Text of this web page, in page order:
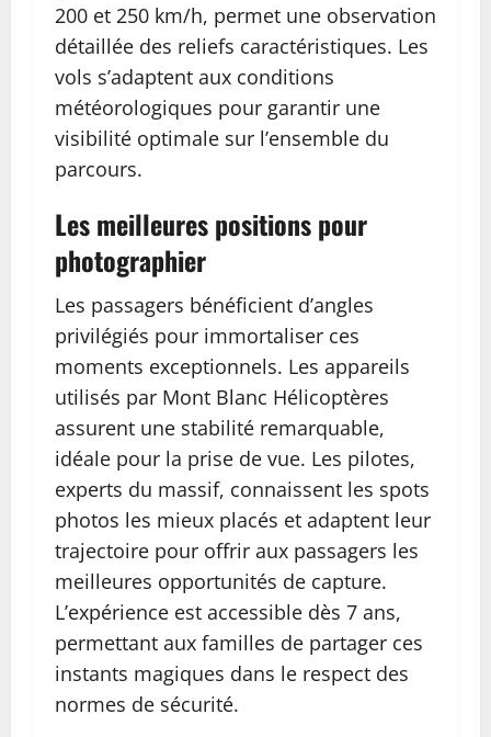
200 et 250 km/h, permet une observation
détaillée des reliefs caractéristiques. Les
vols s’adaptent aux conditions
météorologiques pour garantir une
visibilité optimale sur l’ensemble du
parcours.
Les meilleures positions pour
photographier
Les passagers bénéficient d’angles
privilégiés pour immortaliser ces
moments exceptionnels. Les appareils
utilisés par Mont Blanc Hélicoptères
assurent une stabilité remarquable,
idéale pour la prise de vue. Les pilotes,
experts du massif, connaissent les spots
photos les mieux placés et adaptent leur
trajectoire pour offrir aux passagers les
meilleures opportunités de capture.
L’expérience est accessible dès 7 ans,
permettant aux familles de partager ces
instants magiques dans le respect des
normes de sécurité.